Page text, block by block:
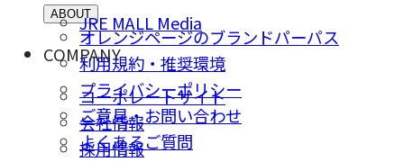
JRE MALL Media
ABOUT
オレンジページのブランドパーパス
利用規約・推奨環境
プライバシーポリシー
ご意⾒・お問い合わせ
よくあるご質問
COMPANY
コーポレートサイト
会社情報
採⽤情報